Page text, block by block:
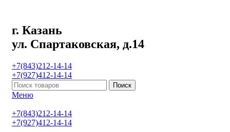
г. Казань
ул. Спартаковская, д.14
+7(843)212-14-14
+7(927)412-14-14
Поиск
Меню
+7(843)212-14-14
+7(927)412-14-14